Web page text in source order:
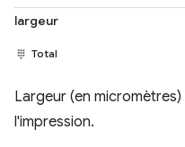
largeur
Total
Largeur (en
l'impression.